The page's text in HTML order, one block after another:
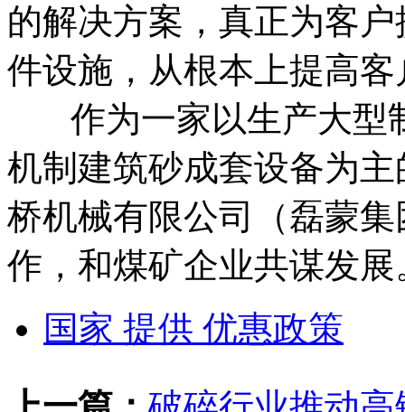
的解决方案，真正为客
件设施，从根本上提高
作为一家以生产大型
机制建筑砂成套设备为
桥机械有限公司（磊蒙
作，和煤矿企业共谋发展
国家 提供 优惠政策